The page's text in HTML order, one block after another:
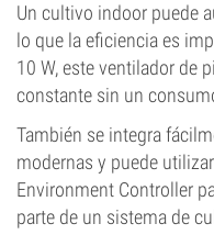
Un cultivo indoor puede
lo que la eficiencia es
10 W, este ventilador de
constante sin un
También se integra
modernas y puede
Environment Controller
parte de un sistema de